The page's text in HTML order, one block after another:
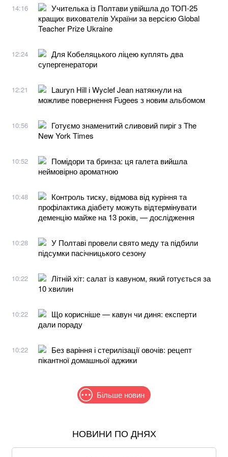
14:16
Учителька із Полтави увійшла до ТОП-25
кращих вихователів України за версією Global
Teacher Prize Ukraine
12:24
Для Кобеляцького ліцею куплять два
супергенератори
12:21
Lauryn Hill і Wyclef Jean натякнули на
можливе повернення Fugees з новим альбомом
10:56
Готуємо знаменитий сливовий пиріг з The
New York Times
10:52
Помідори та бринза: ця галета вийшла
неймовірно ароматною
10:48
Контроль тиску, відмова від куріння та
профілактика діабету можуть відтермінувати
деменцію майже на 13 років, — дослідження
10:28
У Полтаві провели свято меду та підбили
підсумки пасічницького сезону
10:22
Літній хіт: салат із кавуном, який готується за
10 хвилин
10:22
Що корисніше — кавун чи диня: експерти
дали пораду
10:22
Без варіння і стерилізації овочів: рецепт
пікантної домашньої аджики
Більше новин
Понад 9,2 млрд грн: що відомо про нову гучну
НОВИНИ ПО ДНЯХ